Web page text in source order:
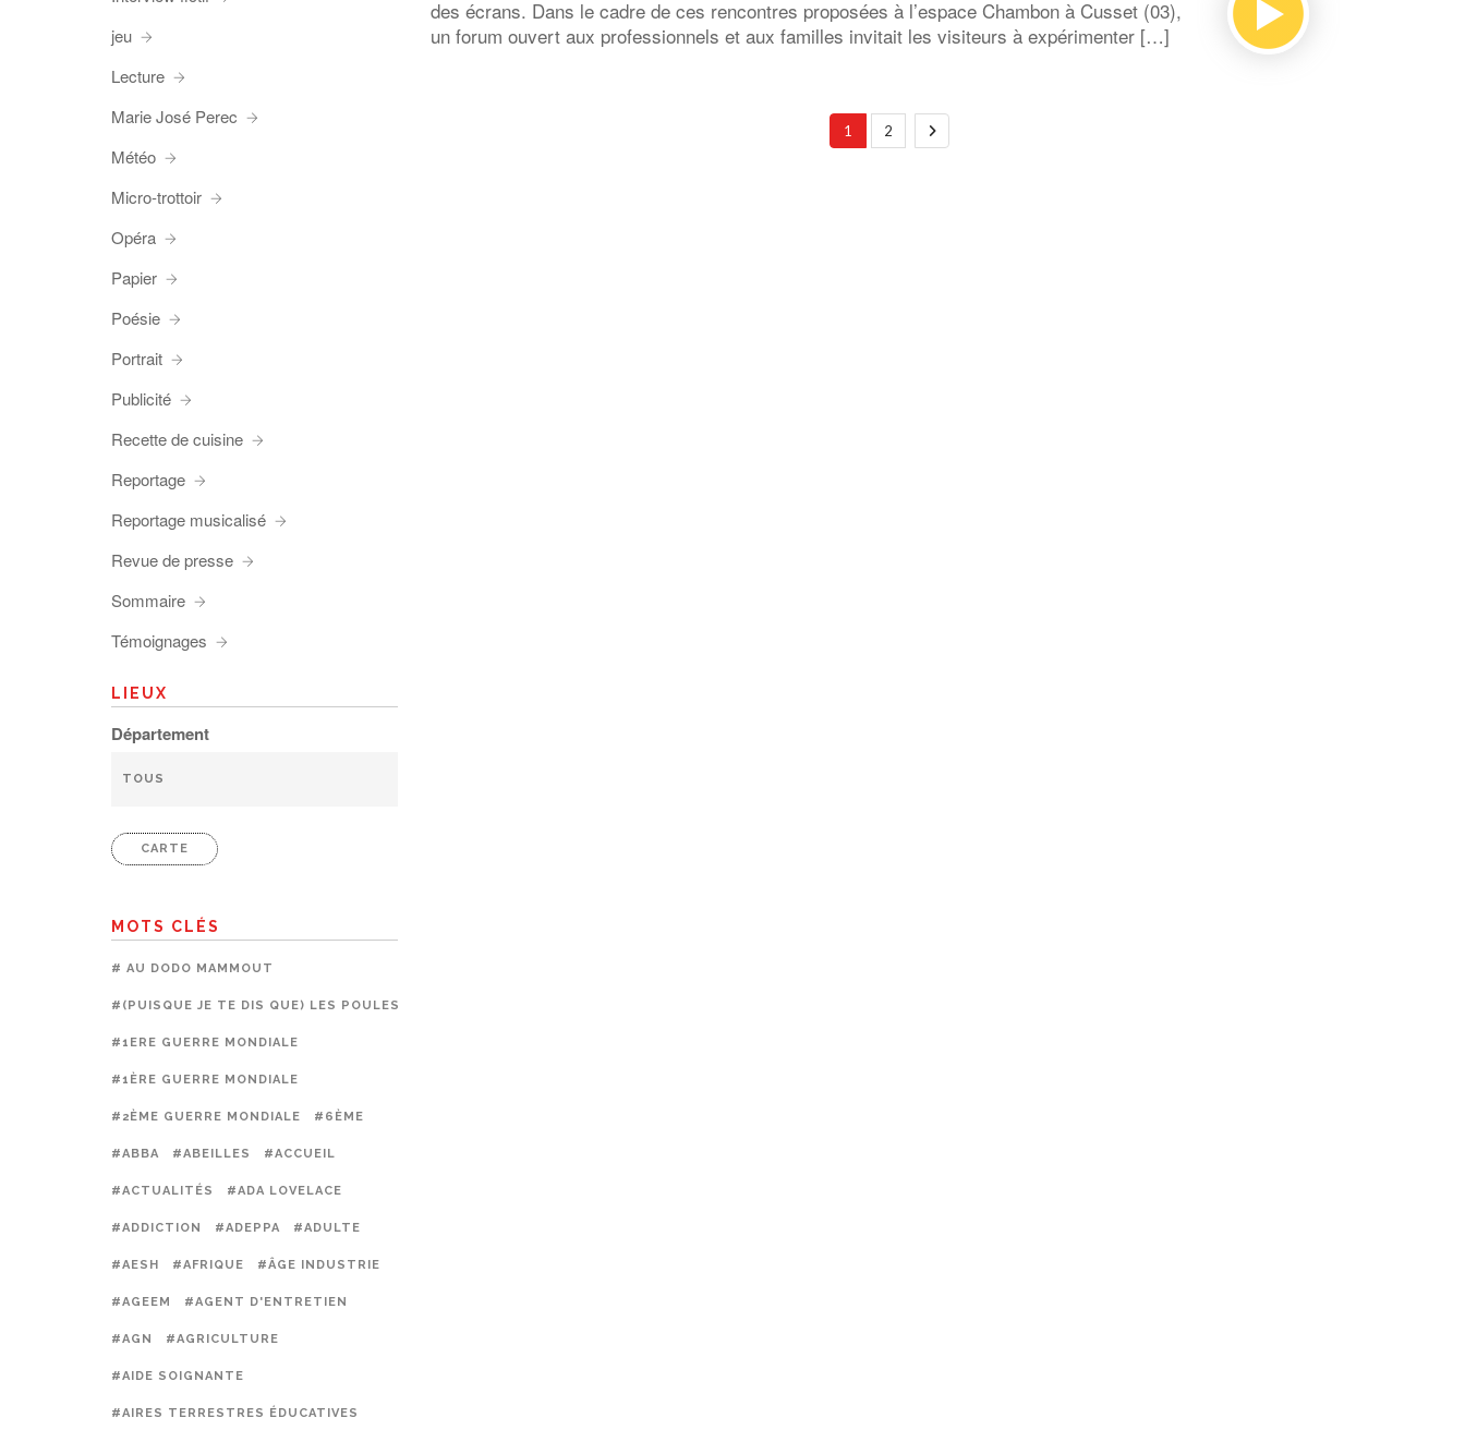
des écrans. Dans le cadre de ces rencontres proposées à l’espace Chambon à Cusset (03),
un forum ouvert aux professionnels et aux familles invitait les visiteurs à expérimenter […]
1 2
jeu
Lecture
Marie José Perec
Météo
Micro-trottoir
Opéra
Papier
Poésie
Portrait
Publicité
Recette de cuisine
Reportage
Reportage musicalisé
Revue de presse
Sommaire
Témoignages
LIEUX
Département
CARTE
MOTS CLÉS
# AU DODO MAMMOUT
#(PUISQUE JE TE DIS QUE) LES POULES PRÉFÈRENT LES CAGES
#1ERE GUERRE MONDIALE
#1ÈRE GUERRE MONDIALE
#2ÈME GUERRE MONDIALE #6ÈME
#ABBA #ABEILLES #ACCUEIL
#ACTUALITÉS #ADA LOVELACE
#ADDICTION #ADEPPA #ADULTE
#AESH #AFRIQUE #ÂGE INDUSTRIE
#AGEEM #AGENT D'ENTRETIEN
#AGN #AGRICULTURE
#AIDE SOIGNANTE
#AIRES TERRESTRES ÉDUCATIVES